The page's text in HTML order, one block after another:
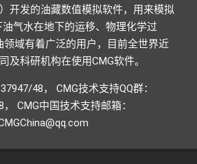
开发的油藏数值模拟软件，用来模拟
气水在地下的运移、物理化学过
领域有着广泛的用户，目前全世界近
及科研机构在使用CMG软件。
48， CMG技术支持QQ群：
， CMG中国技术支持邮箱：